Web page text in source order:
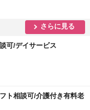
さらに見る
可/デイサービス
ト相談可/介護付き有料老